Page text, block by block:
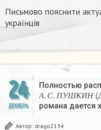
Письмово пояснити
українців
24
ДЕКАБРЬ
Полностью
А С П У Ш КИ Н
А.С.ПУШКИН (
романа дается
Автор: drago2134